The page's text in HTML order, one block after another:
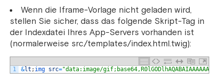
Wenn die Iframe-Vorlage nicht geladen wird,
stellen Sie sicher, dass das folgende Skript-Tag in
der Indexdatei Ihres App-Servers vorhanden ist
(normalerweise src/templates/index.html.twig):
1 &lt ; img src="data:image/gif;base64,R0lGODlhAQABAIAAAAAAAP///